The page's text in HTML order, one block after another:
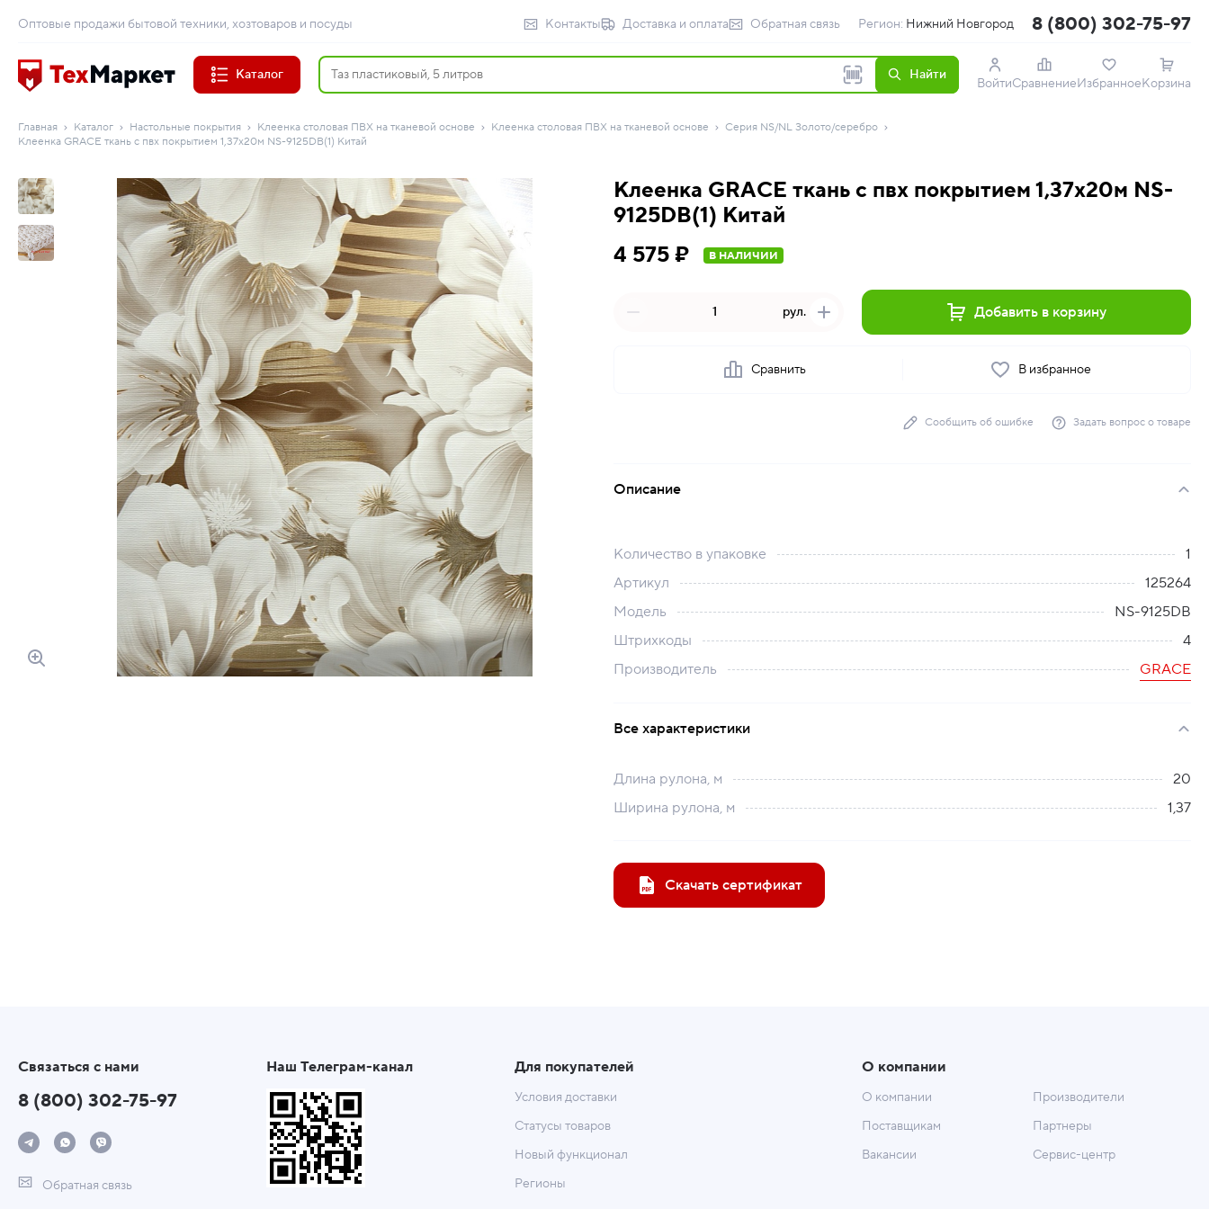
Оптовые продажи бытовой техники, хозтоваров и посуды Контакты Доставка и оплата Обратная связь Регион: Нижний Новгород 8 (800) 302-75-97
Каталог Найти
ВойтиСравнениеИзбранноеКорзина
Главная Каталог Настольные покрытия Клеенка столовая ПВХ на тканевой основе Клеенка столовая ПВХ на тканевой основе
Серия NS/NL Золото/серебро
Клеенка GRACE ткань с пвх покрытием 1,37х20м NS-9125DB(1) Китай
Клеенка GRACE ткань с пвх покрытием 1,37х20м NS-
9125DB(1) Китай
4 575 ₽
В НАЛИЧИИ
рул. Добавить в корзину
Сравнить В избранное
Сообщить об ошибке Задать вопрос о товаре
Описание
Количество в упаковке
1
Артикул
125264
Модель
NS-9125DB
Штрихкоды
4
Производитель
GRACE
Все характеристики
Длина рулона, м
20
Ширина рулона, м
1,37
Скачать сертификат
Связаться с нами
8 (800) 302-75-97
Обратная связь
Наш Телеграм-канал Для покупателей
Условия доставки
Статусы товаров
Новый функционал
Регионы
О компании
О компании
Поставщикам
Вакансии
Производители
Партнеры
Сервис-центр